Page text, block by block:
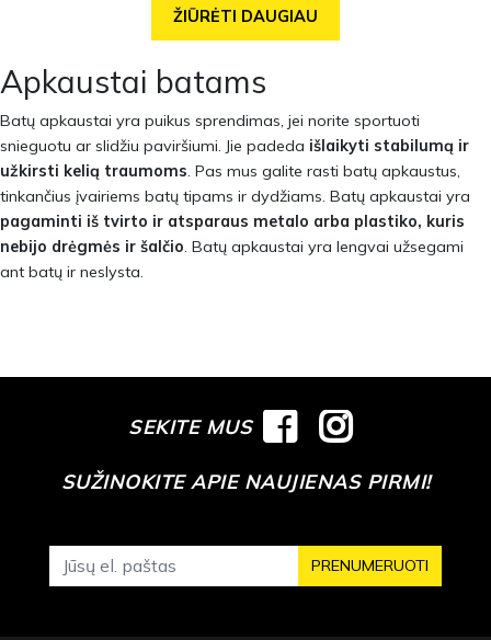
ŽIŪRĖTI DAUGIAU
Apkaustai batams
Batų apkaustai yra puikus sprendimas, jei norite sportuoti
snieguotu ar slidžiu paviršiumi. Jie padeda išlaikyti stabilumą ir
užkirsti kelią traumoms. Pas mus galite rasti batų apkaustus,
tinkančius įvairiems batų tipams ir dydžiams. Batų apkaustai yra
pagaminti iš tvirto ir atsparaus metalo arba plastiko, kuris
nebijo drėgmės ir šalčio. Batų apkaustai yra lengvai užsegami
ant batų ir neslysta.
SEKITE MUS
SUŽINOKITE APIE NAUJIENAS PIRMI!
PRENUMERUOTI